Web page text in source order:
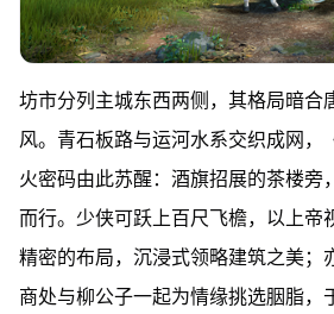
坊市分列主城东西两侧，其格局暗合
风。青石板路与运河水系交织成网，
火密码由此苏醒：酒旗招展的茶楼旁
而行。少侠可跃上百尺飞檐，以上帝
精密的布局，沉浸式领略建筑之美；
商处与柳公子一起为情缘挑选胭脂，